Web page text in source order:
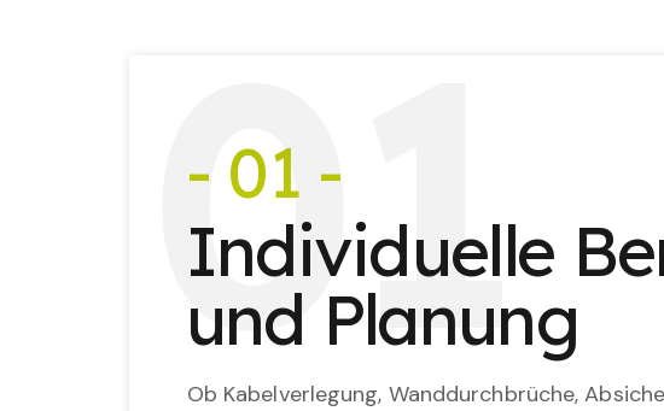
01
- 01 -
Individuelle
und Planung
Ob Kabelverlegung, Wanddurchbrüche,